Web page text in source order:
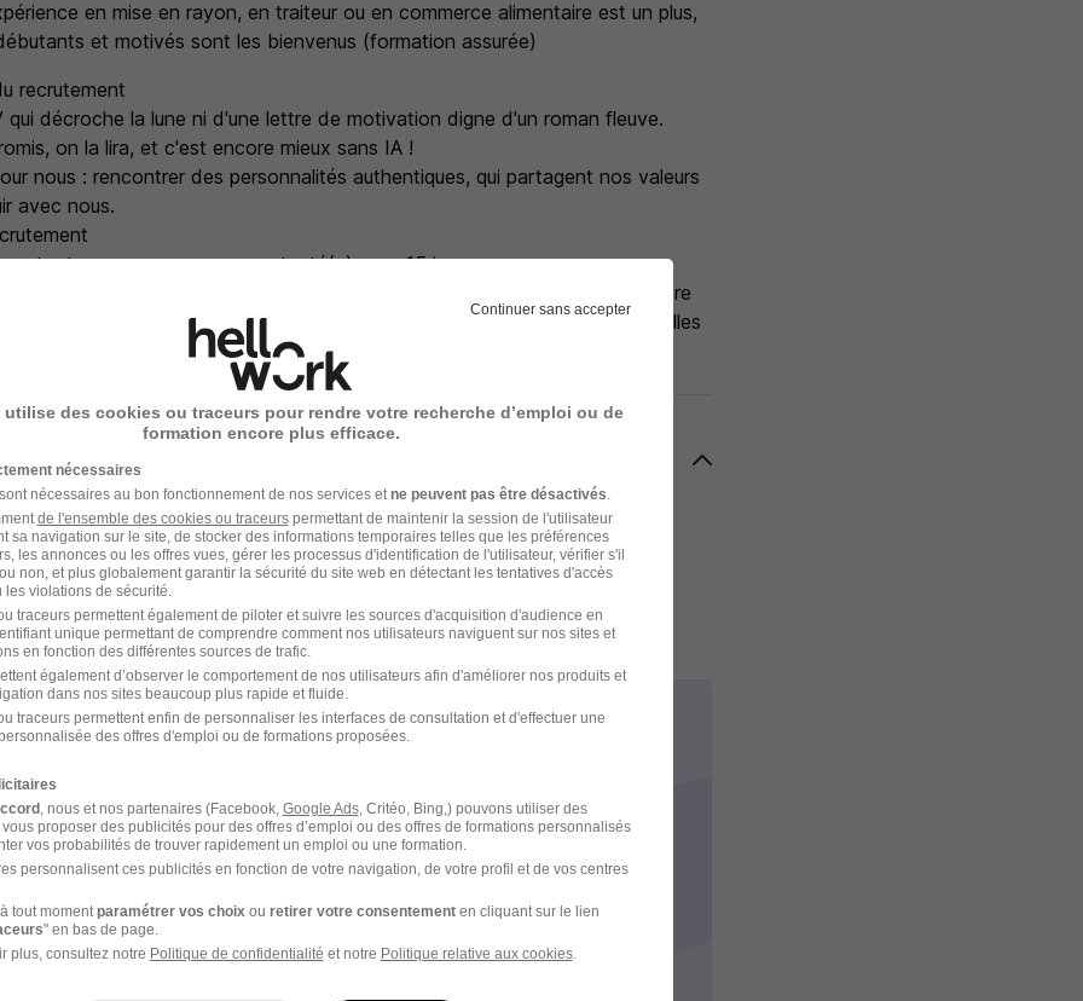
en mise en rayon, en traiteur ou en commerce alimentaire est un plus,
et motivés sont les bienvenus (formation assurée)
recrutement
qui décroche la lune ni d'une lettre de motivation digne d'un roman fleuve.
on la lira, et c'est encore mieux sans IA !
nous : rencontrer des personnalités authentiques, qui partagent nos valeurs
avec nous.
est retenue, vous serez recontacté(e) sous 15 jours.
part passé ce délai, cela signifie que nous n'avons pas sélectionné votre
mais votre CV sera conservé dans notre base de données pour d'éventuelles
vous
sur le marché
et solidaires
courte et des décisions rapides
d'évolution professionnel
recrutement
peuvent varier selon l'offre à laquelle vous postulez.
avec ou sans CV
et prise de contact
20-30 min avec le RH
Continuer sans accepter
utilise des cookies ou traceurs pour rendre votre recherche d’emploi ou de
formation encore plus efficace.
nécessaires
nécessaires au bon fonctionnement de nos services et ne peuvent pas être désactivés
de l'ensemble des cookies ou traceurspermettant de maintenir la session de l'utilisateur
sa navigation sur le site, de stocker des informations temporaires telles que les préférences
les annonces ou les offres vues, gérer les processus d'identification de l'utilisateur, vérifier s'il
non, et plus globalement garantir la sécurité du site web en détectant les tentatives d'accès
violations de sécurité.
traceurs permettent également de piloter et suivre les sources d'acquisition d'audience en
unique permettant de comprendre comment nos utilisateurs naviguent sur nos sites et
en fonction des différentes sources de trafic.
également d’observer le comportement de nos utilisateurs afin d'améliorer nos produits et
dans nos sites beaucoup plus rapide et fluide.
traceurs permettent enfin de personnaliser les interfaces de consultation et d'effectuer une
des offres d'emploi ou de formations proposées.
, nous et nos partenaires (Facebook, Google Ads, Critéo, Bing,) pouvons utiliser des
proposer des publicités pour des offres d’emploi ou des offres de formations personnalisés
vos probabilités de trouver rapidement un emploi ou une formation.
personnalisent ces publicités en fonction de votre navigation, de votre profil et de vos centres
tout moment paramétrer vos choix ou retirer votre consentementen cliquant sur le lien
" en bas de page.
plus, consultez notre Politique de confidentialité et notre Politique relative aux cookies.